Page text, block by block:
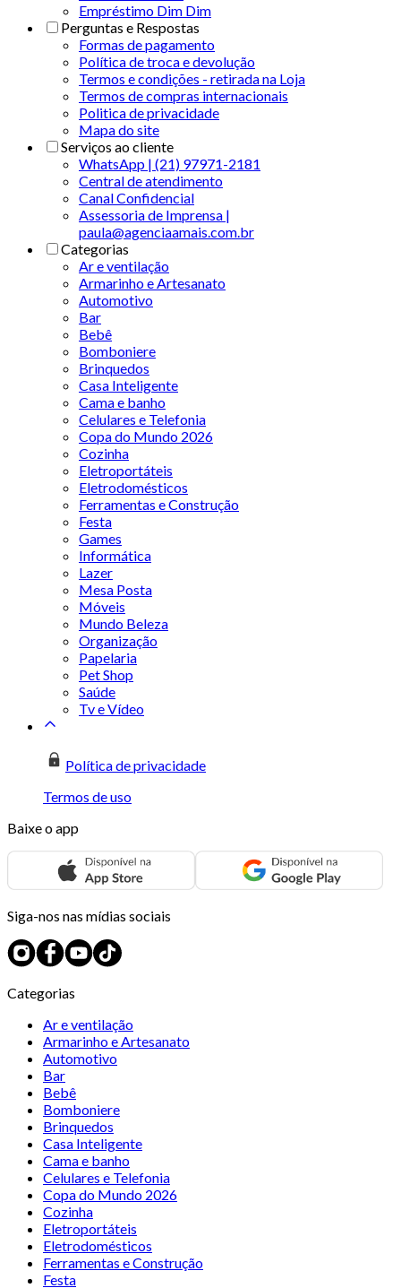
Empréstimo Dim Dim
Perguntas e Respostas
Formas de pagamento
Política de troca e devolução
Termos e condições - retirada na Loja
Termos de compras internacionais
Politica de privacidade
Mapa do site
Serviços ao cliente
WhatsApp | (21) 97971-2181
Central de atendimento
Canal Confidencial
Assessoria de Imprensa |
paula@agenciaamais.com.br
Categorias
Ar e ventilação
Armarinho e Artesanato
Automotivo
Bar
Bebê
Bomboniere
Brinquedos
Casa Inteligente
Cama e banho
Celulares e Telefonia
Copa do Mundo 2026
Cozinha
Eletroportáteis
Eletrodomésticos
Ferramentas e Construção
Festa
Games
Informática
Lazer
Mesa Posta
Móveis
Mundo Beleza
Organização
Papelaria
Pet Shop
Saúde
Tv e Vídeo
Política de privacidade
Termos de uso
Baixe o app
Siga-nos nas mídias sociais
Categorias
Ar e ventilação
Armarinho e Artesanato
Automotivo
Bar
Bebê
Bomboniere
Brinquedos
Casa Inteligente
Cama e banho
Celulares e Telefonia
Copa do Mundo 2026
Cozinha
Eletroportáteis
Eletrodomésticos
Ferramentas e Construção
Festa